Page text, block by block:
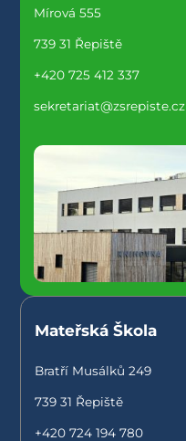
Mírová 555
739 31 Řepiště
+420 725 412 337
sekretariat@zsrepiste.cz
Mateřská Škola
Bratří Musálků 249
739 31 Řepiště
+420 724 194 780